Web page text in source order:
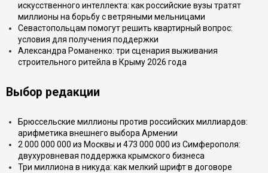
искусственного интеллекта: как российские вузы тратят
миллионы на борьбу с ветряными мельницами
Севастопольцам помогут решить квартирный вопрос:
условия для получения поддержки
Александра Романенко: три сценария выживания
строительного ритейла в Крыму 2026 года
Выбор редакции
Брюссельские миллионы против российских миллиардов:
арифметика внешнего выбора Армении
2 000 000 000 из Москвы и 473 000 000 из Симферополя:
двухуровневая поддержка крымского бизнеса
Три миллиона в никуда: как мелкий шрифт в договоре